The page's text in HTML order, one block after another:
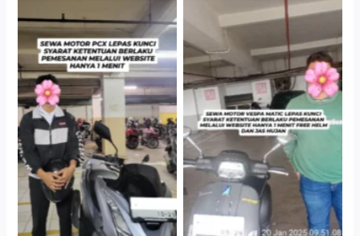
Hotel Kartika Chandra,
Jakarta Selatan
Cityplaza Jatinegara
Gedung Parkir P6A